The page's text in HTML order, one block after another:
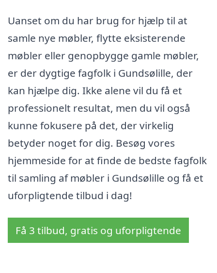
Uanset om du har brug for hjælp til at
samle nye møbler, flytte eksisterende
møbler eller genopbygge gamle møbler,
er der dygtige fagfolk i Gundsølille, der
kan hjælpe dig. Ikke alene vil du få et
professionelt resultat, men du vil også
kunne fokusere på det, der virkelig
betyder noget for dig. Besøg vores
hjemmeside for at finde de bedste fagfolk
til samling af møbler i Gundsølille og få et
uforpligtende tilbud i dag!
Få 3 tilbud, gratis og uforpligtende